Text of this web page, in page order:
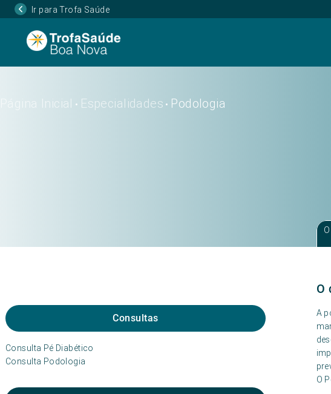
Ir para Trofa Saúde
Página Inicial • Especialidades • Podologia
Consultas
Consulta Pé Diabético
Consulta Podologia
O
A
O